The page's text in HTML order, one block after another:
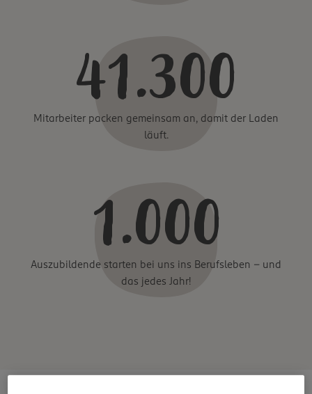
41.300
Mitarbeiter packen gemeinsam an, damit der Laden
läuft.
1.000
Auszubildende starten bei uns ins Berufsleben – und
das jedes Jahr!